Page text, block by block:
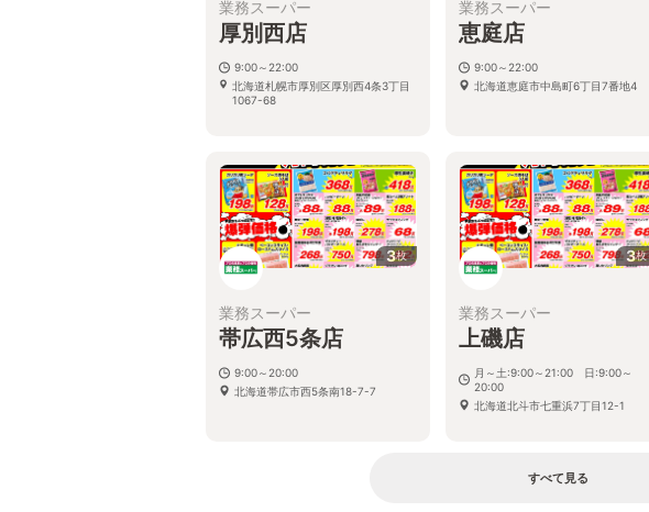
業務スーパー
厚別西店
9:00～22:00
北海道札幌市厚別区厚別西4条3丁目
1067-68
業務スーパー
恵庭店
9:00～22:00
北海道恵庭市中島町6丁目7番地4
3枚
業務スーパー
帯広西5条店
9:00～20:00
北海道帯広市西5条南18-7-7
3枚
業務スーパー
上磯店
月～土:9:00～21:00 日:9:00～
20:00
北海道北斗市七重浜7丁目12-1
すべて見る